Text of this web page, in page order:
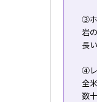
③ホ
岩
長
➃レ
全
数